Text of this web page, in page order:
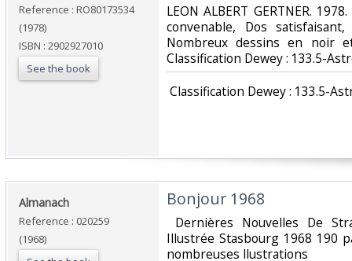
Reference : RO80173534
(1978)
ISBN : 2902927010
See the book
‎LEON ALBERT GERTNER.
convenable, Dos
Nombreux dessins en noir
Classification Dewey : 133.5-
Classification Dewey : 133.5-
‎Almanach‎
Reference : 020259
(1968)
‎Bonjour 1968‎
Dernières Nouvelles De
Illustrée Stasbourg 1968 190
nombreuses llustrations ‎